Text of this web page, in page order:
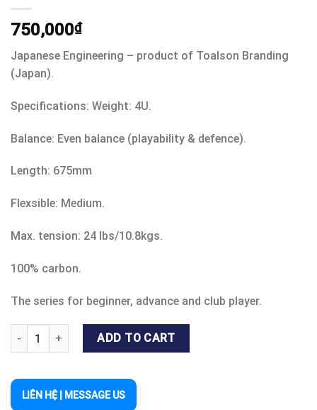
750,000₫
Japanese Engineering – product of Toalson Branding
(Japan).
Specifications: Weight: 4U.
Balance: Even balance (playability & defence).
Length: 675mm
Flexsible: Medium.
Max. tension: 24 lbs/10.8kgs.
100% carbon.
The series for beginner, advance and club player.
TOALSON BADMINTON RACQUET FALCON 1000 BLACK quantity
ADD TO CART
LIÊN HỆ | MESSAGE US